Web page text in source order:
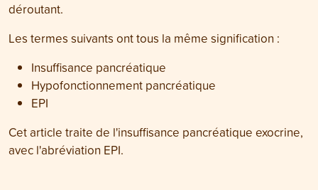
déroutant.
Les termes suivants ont tous la même signification :
Insuffisance pancréatique
Hypofonctionnement pancréatique
EPI
Cet article traite de l'insuffisance pancréatique exocrine,
avec l'abréviation EPI.